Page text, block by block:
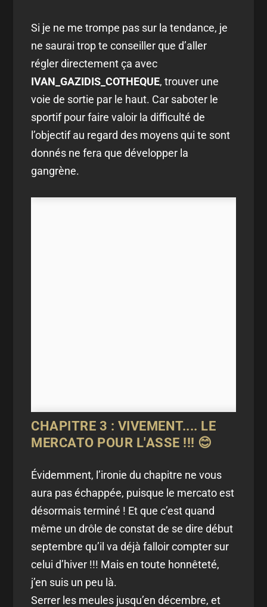
Si je ne me trompe pas sur la tendance, je
ne saurai trop te conseiller que d’aller
régler directement ça avec
IVAN_GAZIDIS_COTHEQUE, trouver une
voie de sortie par le haut. Car saboter le
sportif pour faire valoir la difficulté de
l’objectif au regard des moyens qui te sont
donnés ne fera que développer la
gangrène.
CHAPITRE 3 : VIVEMENT.... LE
MERCATO POUR L'ASSE !!! 😊
Évidemment, l’ironie du chapitre ne vous
aura pas échappée, puisque le mercato est
désormais terminé ! Et que c’est quand
même un drôle de constat de se dire début
septembre qu’il va déjà falloir compter sur
celui d’hiver !!! Mais en toute honnêteté,
j’en suis un peu là.
Serrer les meules jusqu’en décembre, et